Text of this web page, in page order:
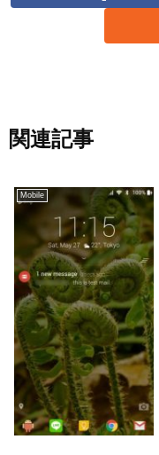
関連記事
Mobile